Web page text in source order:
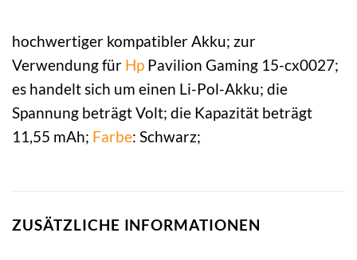
hochwertiger kompatibler Akku; zur
Verwendung für Hp Pavilion Gaming 15-cx0027;
es handelt sich um einen Li-Pol-Akku; die
Spannung beträgt Volt; die Kapazität beträgt
11,55 mAh; Farbe: Schwarz;
ZUSÄTZLICHE INFORMATIONEN